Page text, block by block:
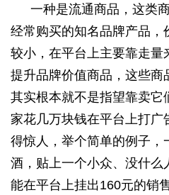
一种是流通商品，这类
经常购买的知名品牌产品，
较小，在平台上主要靠走量
提升品牌价值商品，这些商
其实根本就不是指望靠卖它
家花几万块钱在平台上打广
得惊人，举个简单的例子，
酒，贴上一个小众、没什么
能在平台上挂出160元的销